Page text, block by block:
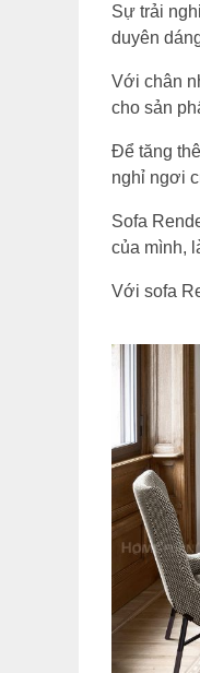
Sự trải
duyên
Với chân
cho sản
Để tăng
nghỉ ngơi
Sofa
của mình,
Với sofa